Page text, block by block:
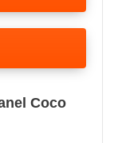
Coco